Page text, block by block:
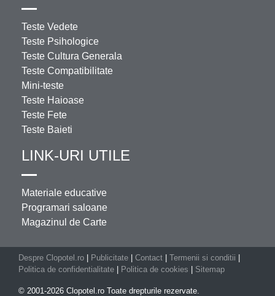
Teste Vedete
Teste Psihologice
Teste Cultura Generala
Teste Compatibilitate
Mini-teste
Teste Haioase
Teste Fete
Teste Baieti
LINK-URI UTILE
Materiale educative
Programari saloane
Magazinul de Carte
Despre Clopotel.ro Publicitate Contact Termenii si conditii
Politica de confidentialitate
Politica de cookies Sitemap
© 2001-2026 Clopotel.ro Toate drepturile rezervate.